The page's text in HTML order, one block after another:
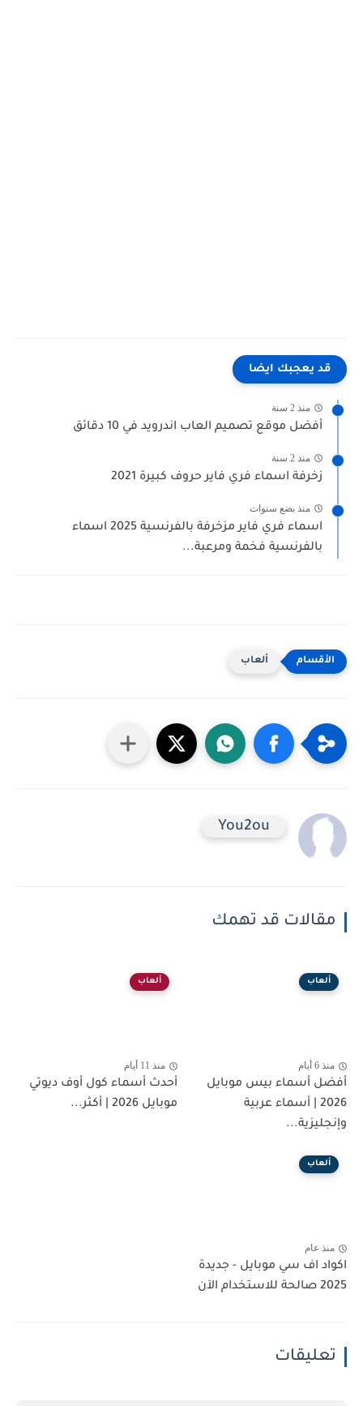
قد يعجبك ايضا
منذ 2 سنة
أفضل موقع تصميم العاب اندرويد في 10 دقائق
منذ 2 سنة
زخرفة اسماء فري فاير حروف كبيرة 2021
منذ بضع سنوات
اسماء فري فاير مزخرفة بالفرنسية 2025 اسماء
بالفرنسية فخمة ومرعبة...
ألعاب
You2ou
مقالات قد تهمك
ألعاب
منذ 6 أيام
أفضل أسماء بيس موبايل
2026 | أسماء عربية
وإنجليزية...
ألعاب
منذ 11 أيام
أحدث أسماء كول أوف ديوتي
موبايل 2026 | أكثر...
ألعاب
منذ عام
اكواد اف سي موبايل - جديدة
2025 صالحة للاستخدام الآن
تعليقات